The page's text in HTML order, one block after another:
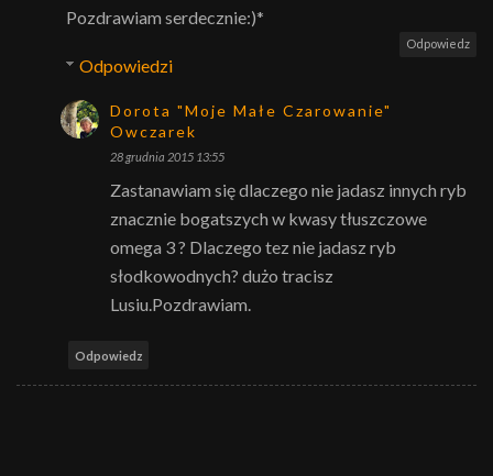
Pozdrawiam serdecznie:)*
Odpowiedz
Odpowiedzi
Dorota "Moje Małe Czarowanie"
Owczarek
28 grudnia 2015 13:55
Zastanawiam się dlaczego nie jadasz innych ryb
znacznie bogatszych w kwasy tłuszczowe
omega 3 ? Dlaczego tez nie jadasz ryb
słodkowodnych? dużo tracisz
Lusiu.Pozdrawiam.
Odpowiedz